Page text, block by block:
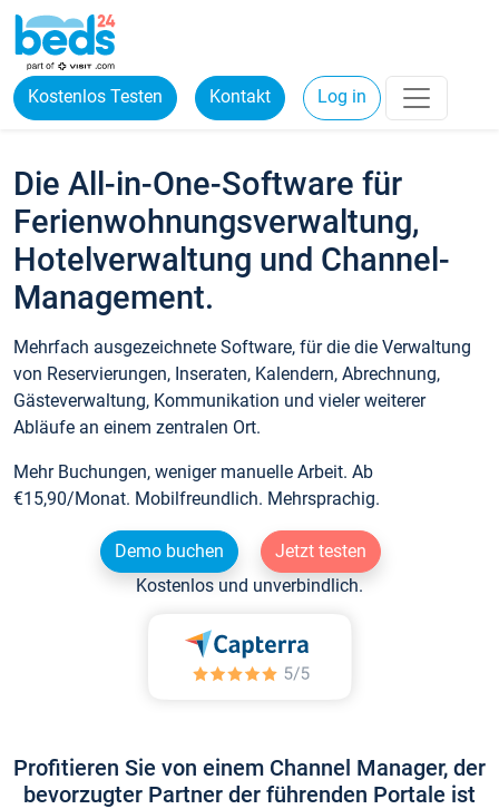
Kostenlos Testen Kontakt Log in
Die All-in-One-Software für
Ferienwohnungsverwaltung,
Hotelverwaltung und Channel-
Management.
Mehrfach ausgezeichnete Software, für die die Verwaltung
von Reservierungen, Inseraten, Kalendern, Abrechnung,
Gästeverwaltung, Kommunikation und vieler weiterer
Abläufe an einem zentralen Ort.
Mehr Buchungen, weniger manuelle Arbeit. Ab
€15,90/Monat. Mobilfreundlich. Mehrsprachig.
Demo buchen
Jetzt testen
Kostenlos und unverbindlich.
Profitieren Sie von einem Channel Manager, der
bevorzugter Partner der führenden Portale ist